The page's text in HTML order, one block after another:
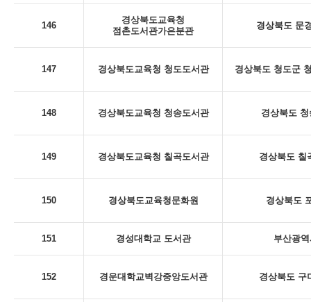
146
경상북도교육청
점촌도서관가은분관
경상북도 문
147 경상북도교육청 청도도서관 경상북도 청도군
148 경상북도교육청 청송도서관 경상북도
149 경상북도교육청 칠곡도서관 경상북도 칠
150 경상북도교육청문화원 경상북도
151 경성대학교 도서관 부산광
152 경운대학교벽강중앙도서관 경상북도 구